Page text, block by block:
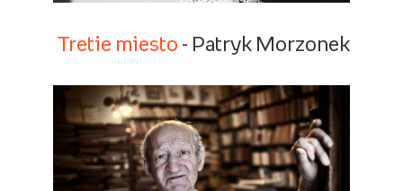
Tretie miesto - Patryk Morzonek